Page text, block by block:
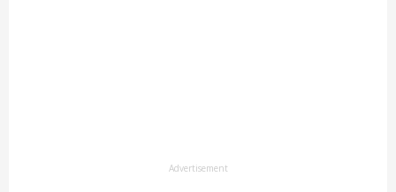
Advertisement